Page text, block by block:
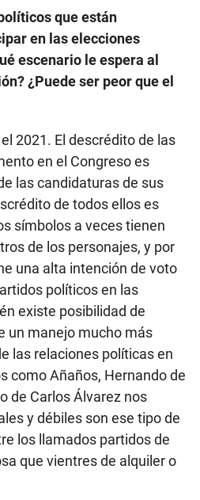
que están
en las elecciones
escenario le espera al
¿Puede ser peor que el
2021. El descrédito de las
en el Congreso es
las candidaturas de sus
de todos ellos es
símbolos a veces tienen
de los personajes, y por
una alta intención de voto
políticos en las
existe posibilidad de
un manejo mucho más
las relaciones políticas en
como Añaños, Hernando de
de Carlos Álvarez nos
y débiles son ese tipo de
los llamados partidos de
que vientres de alquiler o